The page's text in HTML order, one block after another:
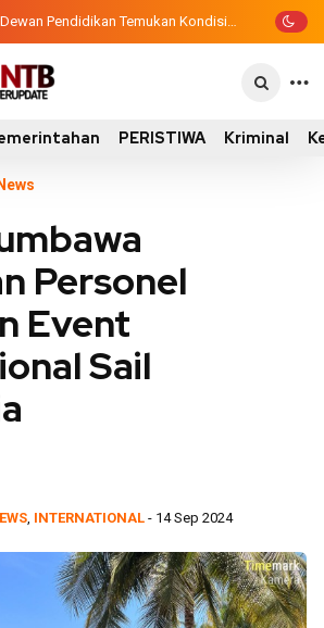
Dewan Pendidikan Temukan
305 Siswa SDN Kanar Belajar di
Polres Sumbawa Raih Predikat
Prima dari Kapolri, Bukti
PERISTIWA Kriminal
Personel
Event
Sail
INTERNATIONAL - 14 Sep 2024